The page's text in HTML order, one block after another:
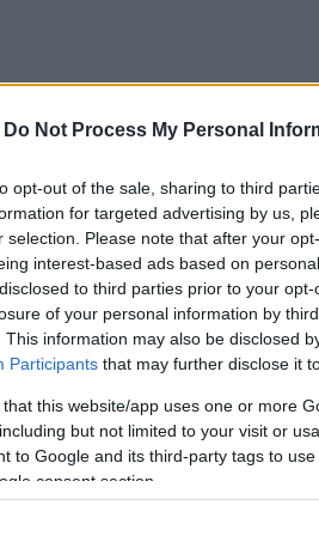
Do Not Process My Personal
opt-out of the sale, sharing to third
for targeted advertising by us,
selection. Please note that after your
interest-based ads based on
to third parties prior to your
of your personal information by
This information may also be disclosed
Participants that may further disclose it
that this website/app uses one or more
but not limited to your visit or
to Google and its third-party tags to
consent section.
stabilitását biztosító,
23 méter. Ezek a legfőbb
az alaplemez, mixerek
fémháló. Többezer
A videó segítségével